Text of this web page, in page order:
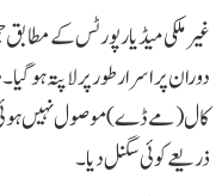
غیر ملکی میڈیا رپورٹس کے مطابق
دوران پراسرار طور پر لاپتہ
کال (مے ڈے) موصول نہیں ہوئی
ذریعے کوئی سگنل دیا۔